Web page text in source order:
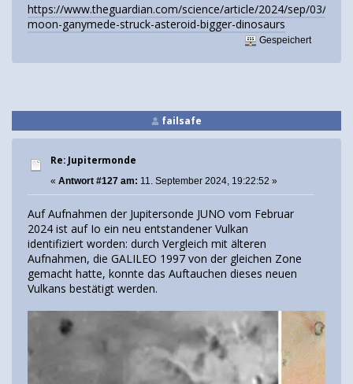
https://www.theguardian.com/science/article/2024/sep/03/
moon-ganymede-struck-asteroid-bigger-dinosaurs
Gespeichert
failsafe
Re: Jupitermonde
« Antwort #127 am: 11. September 2024, 19:22:52 »
Auf Aufnahmen der Jupitersonde JUNO vom Februar
2024 ist auf Io ein neu entstandener Vulkan
identifiziert worden: durch Vergleich mit älteren
Aufnahmen, die GALILEO 1997 von der gleichen Zone
gemacht hatte, konnte das Auftauchen dieses neuen
Vulkans bestätigt werden.